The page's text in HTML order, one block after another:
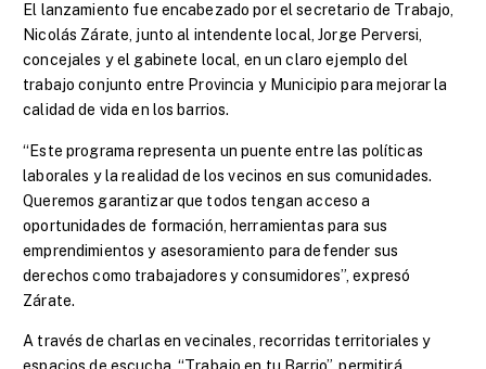
El lanzamiento fue encabezado por el secretario de Trabajo,
Nicolás Zárate, junto al intendente local, Jorge Perversi,
concejales y el gabinete local, en un claro ejemplo del
trabajo conjunto entre Provincia y Municipio para mejorar la
calidad de vida en los barrios.
“Este programa representa un puente entre las políticas
laborales y la realidad de los vecinos en sus comunidades.
Queremos garantizar que todos tengan acceso a
oportunidades de formación, herramientas para sus
emprendimientos y asesoramiento para defender sus
derechos como trabajadores y consumidores”, expresó
Zárate.
A través de charlas en vecinales, recorridas territoriales y
espacios de escucha, “Trabajo en tu Barrio”, permitirá